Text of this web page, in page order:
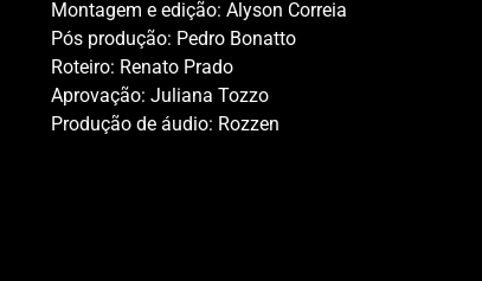
Montagem e edição: Alyson Correia
Pós produção: Pedro Bonatto
Roteiro: Renato Prado
Aprovação: Juliana Tozzo
Produção de áudio: Rozzen